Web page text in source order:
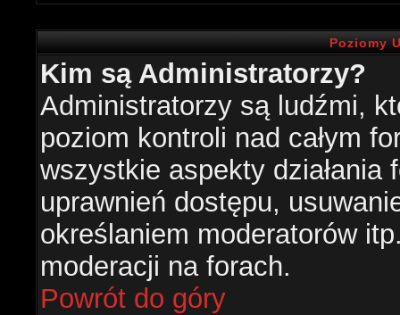
Poziomy
Kim są Administratorzy?
Administratorzy są ludźmi,
poziom kontroli nad całym
wszystkie aspekty działania
uprawnień dostępu,
określaniem moderatorów
moderacji na forach.
Powrót do góry